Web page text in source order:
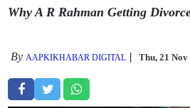
Why A R Rahman Getting
By AAPKIKHABAR DIGITAL Thu, 21 Nov